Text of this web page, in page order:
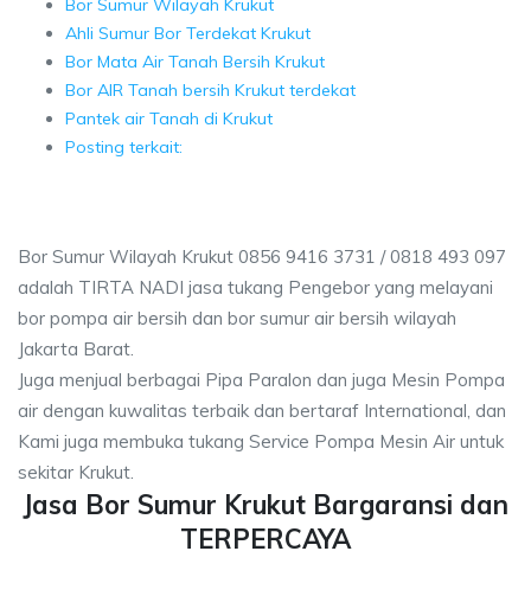
Bor Sumur Wilayah Krukut
Ahli Sumur Bor Terdekat Krukut
Bor Mata Air Tanah Bersih Krukut
Bor AIR Tanah bersih Krukut terdekat
Pantek air Tanah di Krukut
Posting terkait:
Bor Sumur Wilayah Krukut 0856 9416 3731 / 0818 493 097
adalah TIRTA NADI jasa tukang Pengebor yang melayani
bor pompa air bersih dan bor sumur air bersih wilayah
Jakarta Barat.
Juga menjual berbagai Pipa Paralon dan juga Mesin Pompa
air dengan kuwalitas terbaik dan bertaraf International, dan
Kami juga membuka tukang Service Pompa Mesin Air untuk
sekitar Krukut.
Jasa Bor Sumur Krukut Bargaransi dan
TERPERCAYA